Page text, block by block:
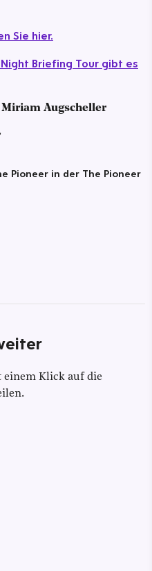
Sie hier.
Briefing Tour gibt es
Miriam Augscheller
Pioneer in der The Pioneer
einem Klick auf die